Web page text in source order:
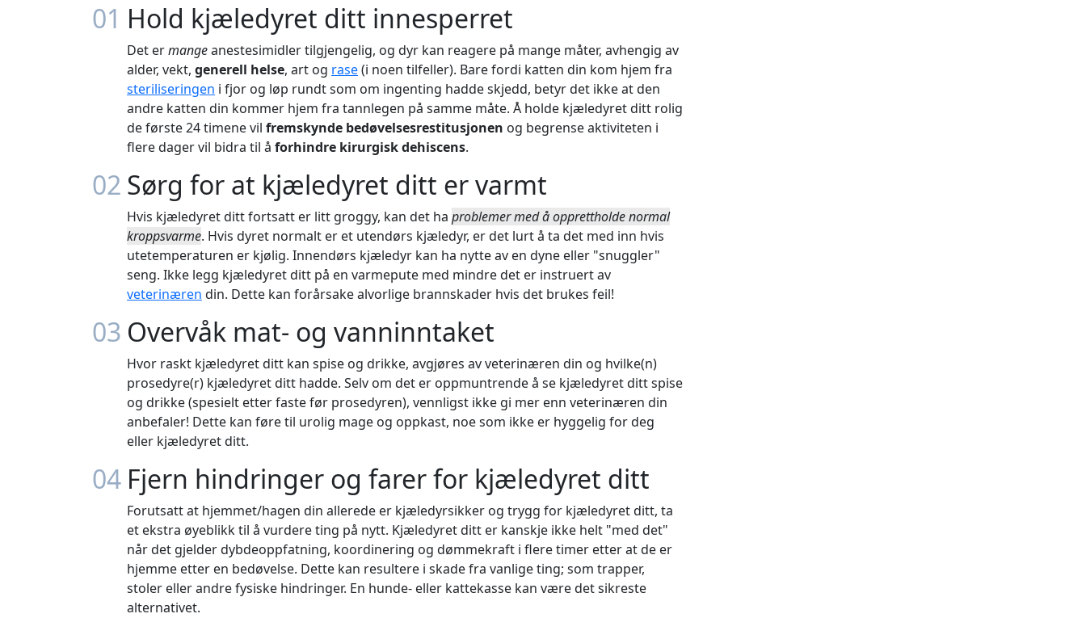
01 Hold kjæledyret ditt innesperret
Det ermangeanestesimidler tilgjengelig, og dyr kan reagere på mange måter, avhengig av
alder, vekt, generell helse, art og rase(i noen tilfeller). Bare fordi katten din kom hjem fra
steriliseringen i fjor og løp rundt som om ingenting hadde skjedd, betyr det ikke at den
andre katten din kommer hjem fra tannlegen på samme måte. Å holde kjæledyret ditt rolig
de første 24 timene vil fremskynde bedøvelsesrestitusjonen og begrense aktiviteten i
flere dager vil bidra til å forhindre kirurgisk dehiscens.
02 Sørg for at kjæledyret ditt er varmt
Hvis kjæledyret ditt fortsatt er litt groggy, kan det ha problemer med å opprettholde normal
kroppsvarme. Hvis dyret normalt er et utendørs kjæledyr, er det lurt å ta det med inn hvis
utetemperaturen er kjølig. Innendørs kjæledyr kan ha nytte av en dyne eller "snuggler"
seng. Ikke legg kjæledyret ditt på en varmepute med mindre det er instruert av
veterinæren din. Dette kan forårsake alvorlige brannskader hvis det brukes feil!
03 Overvåk mat- og vanninntaket
Hvor raskt kjæledyret ditt kan spise og drikke, avgjøres av veterinæren din og hvilke(n)
prosedyre(r) kjæledyret ditt hadde. Selv om det er oppmuntrende å se kjæledyret ditt spise
og drikke (spesielt etter faste før prosedyren), vennligst ikke gi mer enn veterinæren din
anbefaler! Dette kan føre til urolig mage og oppkast, noe som ikke er hyggelig for deg
eller kjæledyret ditt.
04 Fjern hindringer og farer for kjæledyret ditt
Forutsatt at hjemmet/hagen din allerede er kjæledyrsikker og trygg for kjæledyret ditt, ta
et ekstra øyeblikk til å vurdere ting på nytt. Kjæledyret ditt er kanskje ikke helt "med det"
når det gjelder dybdeoppfatning, koordinering og dømmekraft i flere timer etter at de er
hjemme etter en bedøvelse. Dette kan resultere i skade fra vanlige ting; som trapper,
stoler eller andre fysiske hindringer. En hunde- eller kattekasse kan være det sikreste
alternativet.